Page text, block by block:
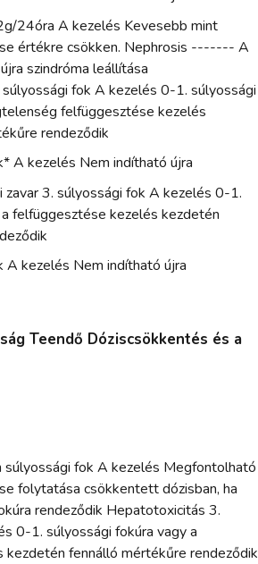
24óra A kezelés Kevesebb mint
értékre csökken. Nephrosis ------- A
szindróma leállítása
fok A kezelés 0-1. súlyossági
felfüggesztése kezelés
rendeződik
A kezelés Nem indítható újra
3. súlyossági fok A kezelés 0-1.
felfüggesztése kezelés kezdetén
A kezelés Nem indítható újra
Teendő Dóziscsökkentés és a
súlyossági fok A kezelés Megfontolható
folytatása csökkentett dózisban, ha
rendeződik Hepatotoxicitás 3.
0-1. súlyossági fokúra vagy a
fennálló mértékűre rendeződik